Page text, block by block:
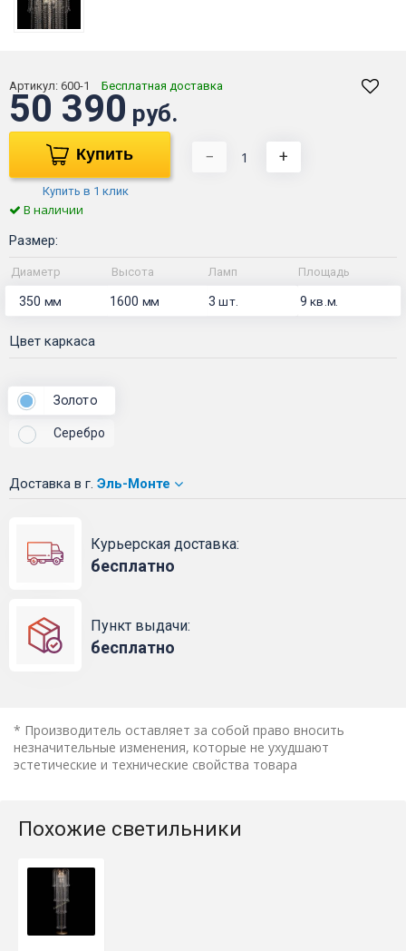
Артикул: 600-1 Бесплатная доставка
50 390 руб.
Купить
Купить в 1 клик
− +
В наличии
Размер:
Диаметр Высота Ламп Площадь
350 мм 1600 мм 3шт. 9кв.м.
Цвет каркаса
Золото
Серебро
Доставка в г. Эль-Монте
Курьерская доставка:
бесплатно
Пункт выдачи:
бесплатно
* Производитель оставляет за собой право вносить
незначительные изменения, которые не ухудшают
эстетические и технические свойства товара
Похожие светильники